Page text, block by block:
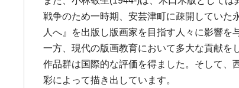
戦争のため一時期、安芸津町に疎開していた
人へ』を出版し版画家を目指す人々に影響を
一方、現代の版画教育において多大な貢献を
作品群は国際的な評価を得ました。そして、
彩によって描き出しています。